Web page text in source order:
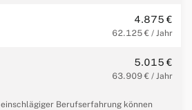
4.875 €
62.125 € / Jahr
5.015 €
63.909 € / Jahr
Berufserfahrung können